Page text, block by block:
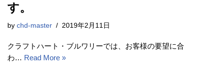
す。
by chd-master 2019年2月11日
クラフトハート・ブルワリーでは、お客様の要望に合
わ… Read More »